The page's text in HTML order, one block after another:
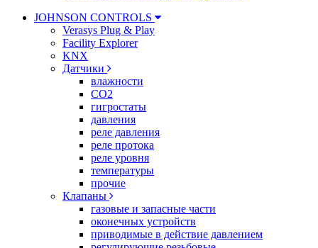
JOHNSON CONTROLS
Verasys Plug & Play
Facility Explorer
KNX
Датчики
влажности
CO2
гигростаты
давления
реле давления
реле протока
реле уровня
температуры
прочие
Клапаны
газовые и запасные части
оконечных устройств
приводимые в действие давлением